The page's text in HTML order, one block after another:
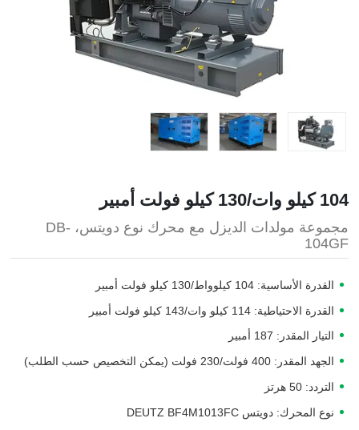
104 كيلو وات/130 كيلو فولت أمبير
مجموعة مولدات الديزل مع محرك نوع دويتس، DB-
104GF
القدرة الأساسية: 104 كيلوواط/130 كيلو فولت أمبير
القدرة الاحتياطية: 114 كيلو وات/143 كيلو فولت أمبير
التيار المقدر: 187 أمبير
الجهد المقدر: 400 فولت/230 فولت (يمكن التخصيص حسب الطلب)
التردد: 50 هرتز
نوع المحرك: دويتس DEUTZ BF4M1013FC